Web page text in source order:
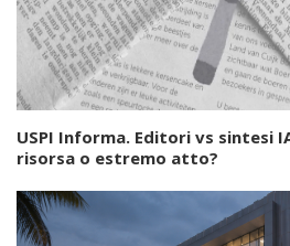
USPI Informa. Editori vs sintesi
risorsa o estremo atto?